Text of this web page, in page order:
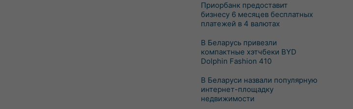
Приорбанк предоставит
бизнесу 6 месяцев бесплатных
платежей в 4 валютах
В Беларусь привезли
компактные хэтчбеки BYD
Dolphin Fashion 410
В Беларуси назвали популярную
интернет-площадку
недвижимости